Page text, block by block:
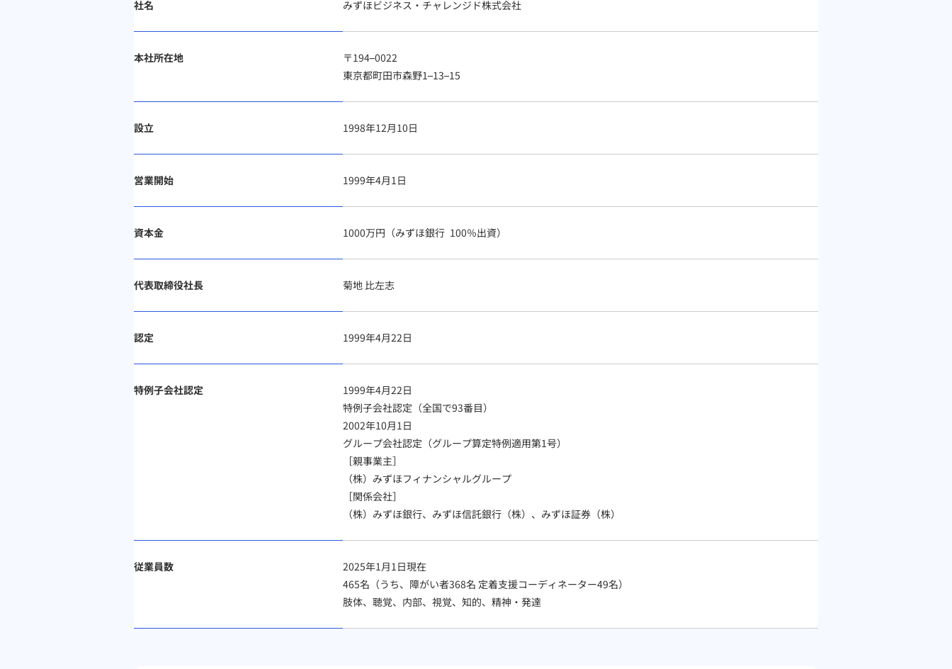
社名 みずほビジネス・チャレンジド株式会社
本社所在地
〒194–0022
東京都町田市森野1–13–15
設立 1998年12月10日
営業開始 1999年4月1日
資本金 1000万円（みずほ銀行 100％出資）
代表取締役社長 菊地 比左志
認定 1999年4月22日
特例子会社認定
1999年4月22日
特例子会社認定（全国で93番目）
2002年10月1日
グループ会社認定（グループ算定特例適用第1号）
［親事業主］
（株）みずほフィナンシャルグループ
［関係会社］
（株）みずほ銀行、みずほ信託銀行（株）、みずほ証券（株）
従業員数
2025年1月1日現在
465名（うち、障がい者368名 定着支援コーディネーター49名）
肢体、聴覚、内部、視覚、知的、精神・発達